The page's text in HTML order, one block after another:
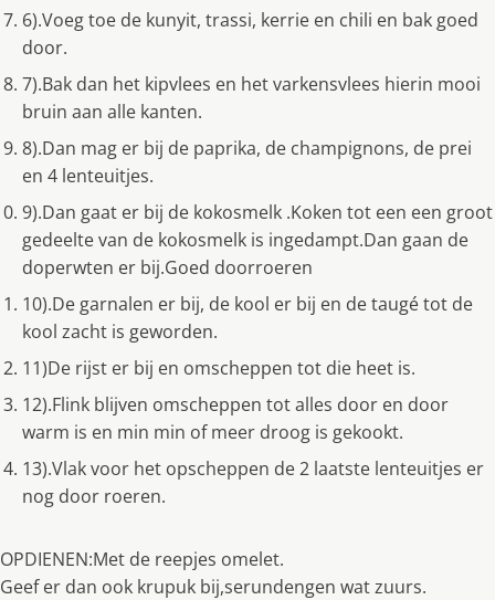
6).Voeg toe de kunyit, trassi, kerrie en chili en bak goed
door.
7).Bak dan het kipvlees en het varkensvlees hierin mooi
bruin aan alle kanten.
8).Dan mag er bij de paprika, de champignons, de prei
en 4 lenteuitjes.
9).Dan gaat er bij de kokosmelk .Koken tot een een groot
gedeelte van de kokosmelk is ingedampt.Dan gaan de
doperwten er bij.Goed doorroeren
10).De garnalen er bij, de kool er bij en de taugé tot de
kool zacht is geworden.
11)De rijst er bij en omscheppen tot die heet is.
12).Flink blijven omscheppen tot alles door en door
warm is en min min of meer droog is gekookt.
13).Vlak voor het opscheppen de 2 laatste lenteuitjes er
nog door roeren.
OPDIENEN:Met de reepjes omelet.
Geef er dan ook krupuk bij,serundengen wat zuurs.